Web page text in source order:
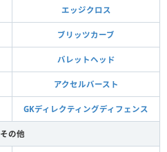
エッジクロス
ブリッツカーブ
バレットヘッド
アクセルバースト
GKディレクティングディフェンス
その他